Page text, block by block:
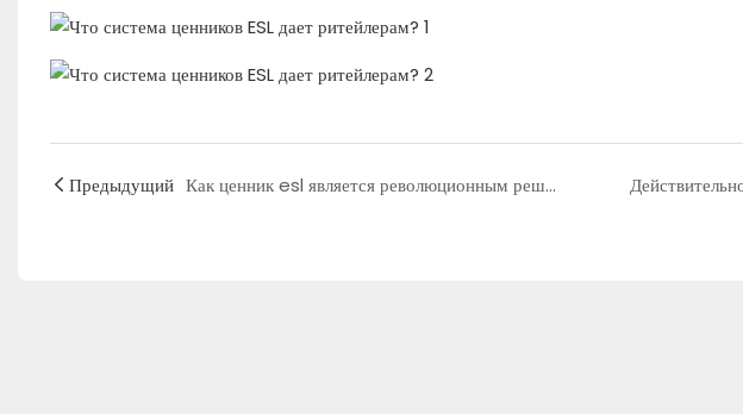
Предыдущий Как ценник esl является революционным решением для ритейлеров?